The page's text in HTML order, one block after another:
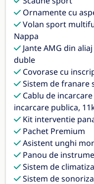
Ornamente cu
Volan sport
Nappa
Jante AMG din
duble
Covorase cu
Sistem de franare
Cablu de
incarcare publica,
Kit interventie
Pachet Premium
Asistent unghi
Panou de
Sistem de
Sistem de